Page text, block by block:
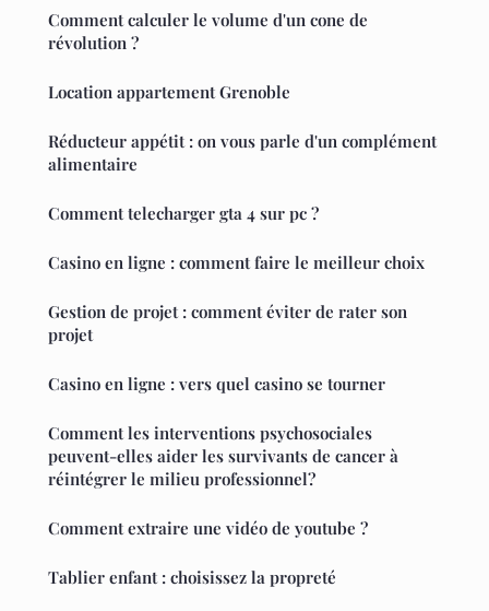
Comment calculer le volume d'un cone de
révolution ?
Location appartement Grenoble
Réducteur appétit : on vous parle d'un complément
alimentaire
Comment telecharger gta 4 sur pc ?
Casino en ligne : comment faire le meilleur choix
Gestion de projet : comment éviter de rater son
projet
Casino en ligne : vers quel casino se tourner
Comment les interventions psychosociales
peuvent-elles aider les survivants de cancer à
réintégrer le milieu professionnel?
Comment extraire une vidéo de youtube ?
Tablier enfant : choisissez la propreté